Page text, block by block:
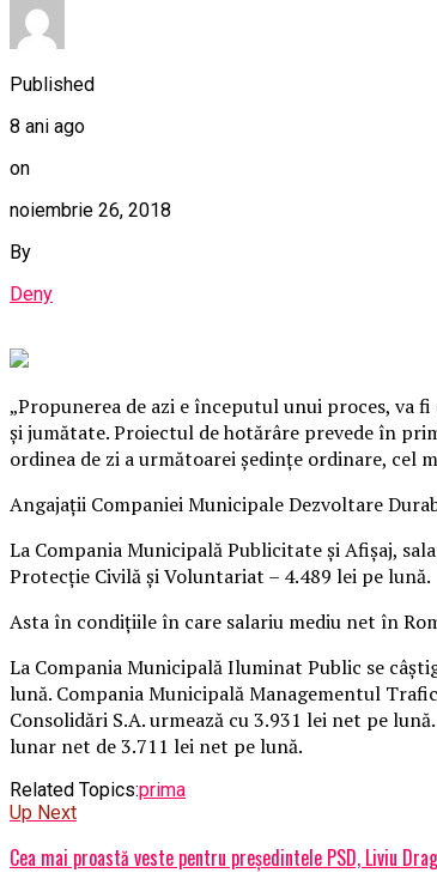
Published
8 ani ago
on
noiembrie 26, 2018
By
Deny
„Propunerea de azi e începutul unui proces, va
şi jumătate. Proiectul de hotărâre prevede în
ordinea de zi a următoarei şedinţe ordinare, cel
Angajaţii Companiei Municipale Dezvoltare
La Compania Municipală Publicitate şi Afişaj,
Protecţie Civilă şi Voluntariat – 4.489 lei pe lună.
Asta în condiţiile în care salariu mediu net în
La Compania Municipală Iluminat Public se
lună. Compania Municipală Managementul
Consolidări S.A. urmează cu 3.931 lei net pe
lunar net de 3.711 lei net pe lună.
Related Topics:prima
Up Next
Cea mai proastă veste pentru președintele PSD, Liviu